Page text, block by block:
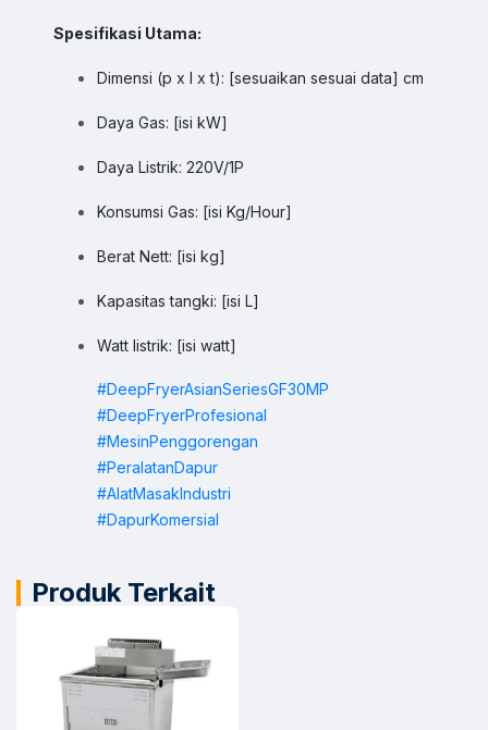
Spesifikasi Utama:
Dimensi (p x l x t): [sesuaikan sesuai data] cm
Daya Gas: [isi kW]
Daya Listrik: 220V/1P
Konsumsi Gas: [isi Kg/Hour]
Berat Nett: [isi kg]
Kapasitas tangki: [isi L]
Watt listrik: [isi watt]
#DeepFryerAsianSeriesGF30MP
#DeepFryerProfesional
#MesinPenggorengan
#PeralatanDapur
#AlatMasakIndustri
#DapurKomersial
Produk Terkait
Sales
Jam Operasional 08.00–17.00
Jam Operasional 08.00–17.00
Sofie
Jam Operasional 08.00–17.00
Jam Operasional 08.00–17.00
Support 24/7
Bantuan Operasional Di luar Jam Kerja
Klik kontak untuk membuka WhatsApp.